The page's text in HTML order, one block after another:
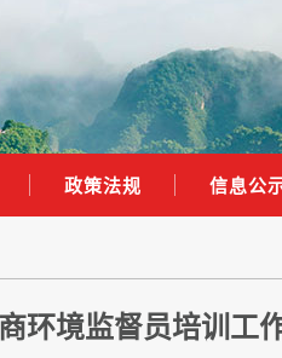
政策法规 信息公
环境监督员培训工